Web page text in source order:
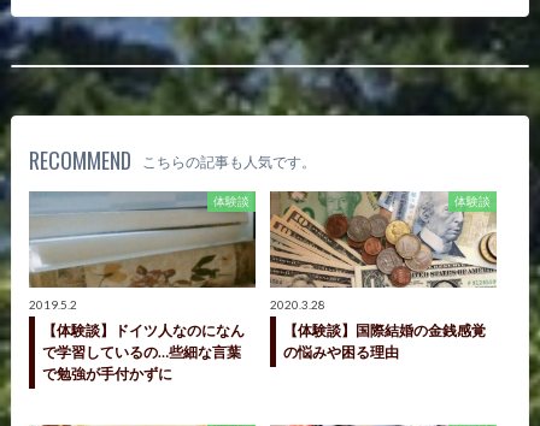
RECOMMEND こちらの記事も人気です。
体験談
2019.5.2
【体験談】ドイツ人なのになん
で学習しているの…些細な言葉
で勉強が手付かずに
体験談
2020.3.28
【体験談】国際結婚の金銭感覚
の悩みや困る理由